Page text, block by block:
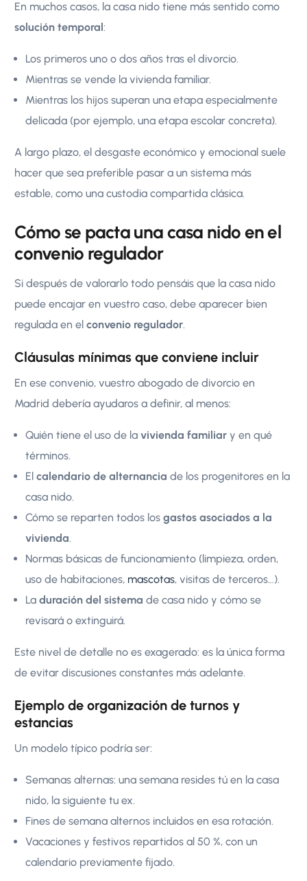
En muchos casos, la casa nido tiene más sentido como
solución temporal:
Los primeros uno o dos años tras el divorcio.
Mientras se vende la vivienda familiar.
Mientras los hijos superan una etapa especialmente
delicada (por ejemplo, una etapa escolar concreta).
A largo plazo, el desgaste económico y emocional suele
hacer que sea preferible pasar a un sistema más
estable, como una custodia compartida clásica.
Cómo se pacta una casa nido en el
convenio regulador
Si después de valorarlo todo pensáis que la casa nido
puede encajar en vuestro caso, debe aparecer bien
regulada en elconvenio regulador.
Cláusulas mínimas que conviene incluir
En ese convenio, vuestro abogado de divorcio en
Madrid debería ayudaros a definir, al menos:
Quién tiene el uso de lavivienda familiar y en qué
términos.
Elcalendario de alternancia de los progenitores en la
casa nido.
Cómo se reparten todos losgastos asociados a la
vivienda.
Normas básicas de funcionamiento (limpieza, orden,
uso de habitaciones, mascotas, visitas de terceros…).
Laduración del sistema de casa nido y cómo se
revisará o extinguirá.
Este nivel de detalle no es exagerado: es la única forma
de evitar discusiones constantes más adelante.
Ejemplo de organización de turnos y
estancias
Un modelo típico podría ser:
Semanas alternas: una semana resides tú en la casa
nido, la siguiente tu ex.
Fines de semana alternos incluidos en esa rotación.
Vacaciones y festivos repartidos al 50 %, con un
calendario previamente fijado.